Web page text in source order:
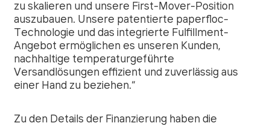
zu skalieren und unsere First-Mover-Position
auszubauen. Unsere patentierte paperfloc-
Technologie und das integrierte Fulfillment-
Angebot ermöglichen es unseren Kunden,
nachhaltige temperaturgeführte
Versandlösungen effizient und zuverlässig aus
einer Hand zu beziehen.“
Zu den Details der Finanzierung haben die